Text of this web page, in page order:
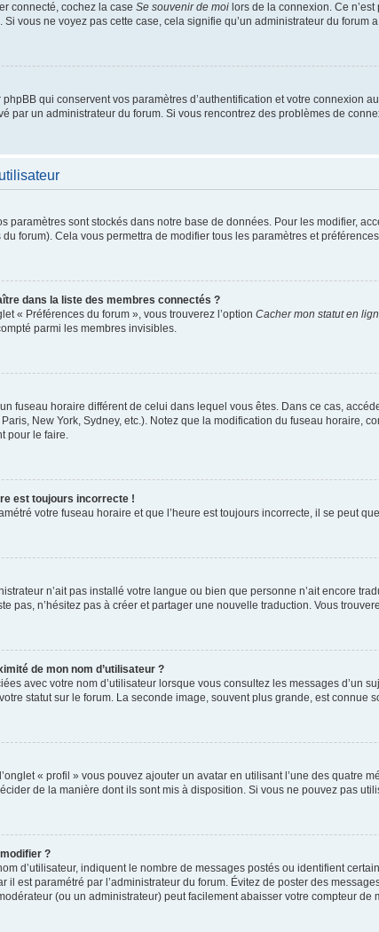
connecté, cochez la case Se souvenir de moi lors de la connexion. Ce
vous ne voyez pas cette case, cela signifie qu’un administrateur du forum
qui conservent vos paramètres d’authentification et votre connexion
par un administrateur du forum. Si vous rencontrez des problèmes de
paramètres sont stockés dans notre base de données. Pour les modifier,
forum). Cela vous permettra de modifier tous les paramètres et
dans la liste des membres connectés ?
« Préférences du forum », vous trouverez l’option Cacher mon statut en
parmi les membres invisibles.
fuseau horaire différent de celui dans lequel vous êtes. Dans ce cas,
New York, Sydney, etc.). Notez que la modification du fuseau horaire,
pour le faire.
est toujours incorrecte !
votre fuseau horaire et que l’heure est toujours incorrecte, il se peut
n’ait pas installé votre langue ou bien que personne n’ait encore
pas, n’hésitez pas à créer et partager une nouvelle traduction. Vous
de mon nom d’utilisateur ?
avec votre nom d’utilisateur lorsque vous consultez les messages d’un
statut sur le forum. La seconde image, souvent plus grande, est connue
« profil » vous pouvez ajouter un avatar en utilisant l’une des quatre
de la manière dont ils sont mis à disposition. Si vous ne pouvez pas
?
d’utilisateur, indiquent le nombre de messages postés ou identifient
il est paramétré par l’administrateur du forum. Évitez de poster des
(ou un administrateur) peut facilement abaisser votre compteur de